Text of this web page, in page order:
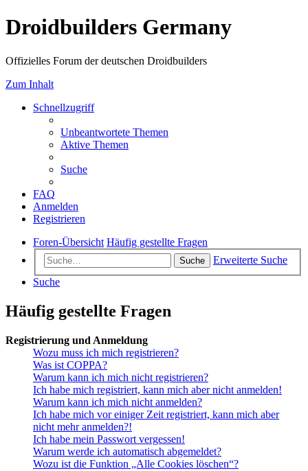
Droidbuilders Germany
Offizielles Forum der deutschen Droidbuilders
Zum Inhalt
Schnellzugriff
Unbeantwortete Themen
Aktive Themen
Suche
FAQ
Anmelden
Registrieren
Foren-Übersicht Häufig gestellte Fragen
Suche
Erweiterte Suche
Suche
Häufig gestellte Fragen
Registrierung und Anmeldung
Wozu muss ich mich registrieren?
Was ist COPPA?
Warum kann ich mich nicht registrieren?
Ich habe mich registriert, kann mich aber nicht anmelden!
Warum kann ich mich nicht anmelden?
Ich habe mich vor einiger Zeit registriert, kann mich aber
nicht mehr anmelden?!
Ich habe mein Passwort vergessen!
Warum werde ich automatisch abgemeldet?
Wozu ist die Funktion „Alle Cookies löschen“?